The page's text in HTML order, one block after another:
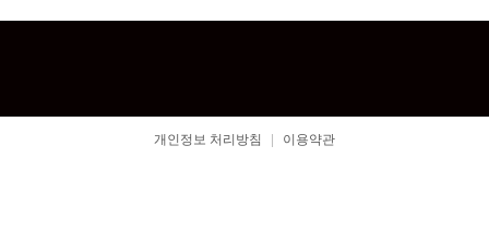
개인정보 처리방침 이용약관